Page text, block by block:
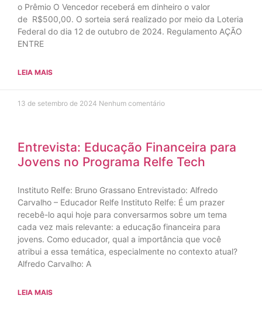
o Prêmio O Vencedor receberá em dinheiro o valor
de R$500,00. O sorteia será realizado por meio da Loteria
Federal do dia 12 de outubro de 2024. Regulamento AÇÃO
ENTRE
LEIA MAIS
13 de setembro de 2024 Nenhum comentário
Entrevista: Educação Financeira para
Jovens no Programa Relfe Tech
Instituto Relfe: Bruno Grassano Entrevistado: Alfredo
Carvalho – Educador Relfe Instituto Relfe: É um prazer
recebê-lo aqui hoje para conversarmos sobre um tema
cada vez mais relevante: a educação financeira para
jovens. Como educador, qual a importância que você
atribui a essa temática, especialmente no contexto atual?
Alfredo Carvalho: A
LEIA MAIS